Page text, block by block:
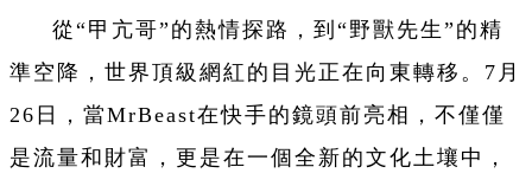
從“甲亢哥”的熱情探路，到“野獸先生”的精
準空降，世界頂級網紅的目光正在向東轉移。7月
26日，當MrBeast在快手的鏡頭前亮相，不僅僅
是流量和財富，更是在一個全新的文化土壤中，